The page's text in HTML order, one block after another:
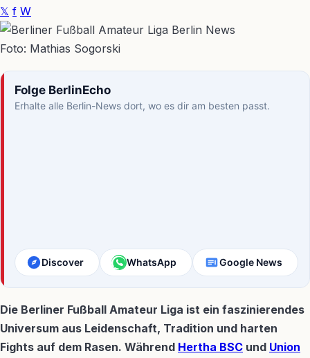
𝕏 f W
Foto: Mathias Sogorski
Folge BerlinEcho
Erhalte alle Berlin-News dort, wo es dir am besten passt.
Discover WhatsApp Google News
Die Berliner Fußball Amateur Liga ist ein faszinierendes
Universum aus Leidenschaft, Tradition und harten
Fights auf dem Rasen. Während Hertha BSC und Union